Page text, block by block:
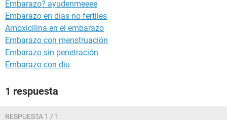
Embarazo? ayudenmeeee
Embarazo en días no fertiles
Amoxicilina en el embarazo
Embarazo con menstruación
Embarazo sin penetración
Embarazo con diu
1 respuesta
RESPUESTA 1 / 1